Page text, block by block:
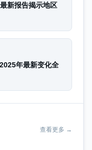
新报告揭示地区
年最新变化全
查看更多 →